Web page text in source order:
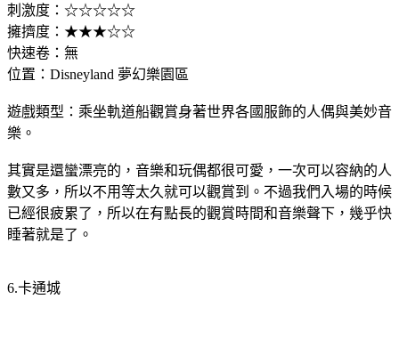
刺激度：☆☆☆☆☆
擁擠度：★★★☆☆
快速卷：無
位置：Disneyland 夢幻樂園區
遊戲類型：乘坐軌道船觀賞身著世界各國服飾的人偶與美妙音
樂。
其實是還蠻漂亮的，音樂和玩偶都很可愛，一次可以容納的人
數又多，所以不用等太久就可以觀賞到。不過我們入場的時候
已經很疲累了，所以在有點長的觀賞時間和音樂聲下，幾乎快
睡著就是了。
6.卡通城